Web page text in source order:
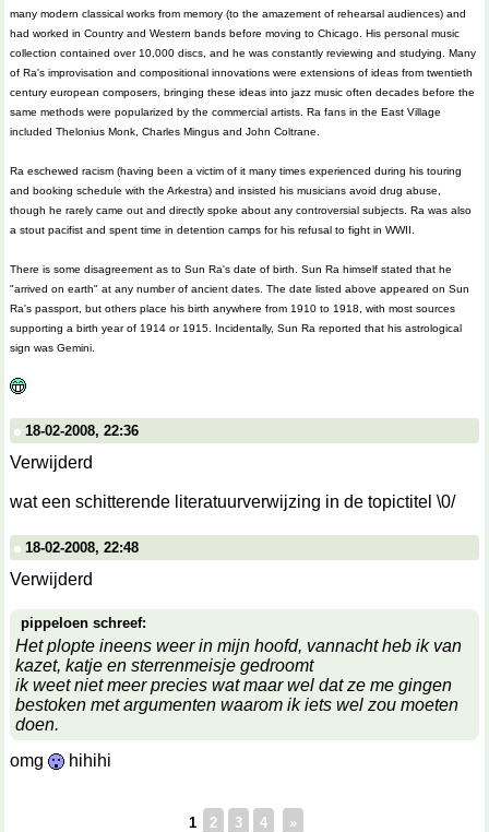
many modern classical works from memory (to the amazement of rehearsal audiences) and
had worked in Country and Western bands before moving to Chicago. His personal music
collection contained over 10,000 discs, and he was constantly reviewing and studying. Many
of Ra's improvisation and compositional innovations were extensions of ideas from twentieth
century european composers, bringing these ideas into jazz music often decades before the
same methods were popularized by the commercial artists. Ra fans in the East Village
included Thelonius Monk, Charles Mingus and John Coltrane.
Ra eschewed racism (having been a victim of it many times experienced during his touring
and booking schedule with the Arkestra) and insisted his musicians avoid drug abuse,
though he rarely came out and directly spoke about any controversial subjects. Ra was also
a stout pacifist and spent time in detention camps for his refusal to fight in WWII.
There is some disagreement as to Sun Ra's date of birth. Sun Ra himself stated that he
"arrived on earth" at any number of ancient dates. The date listed above appeared on Sun
Ra's passport, but others place his birth anywhere from 1910 to 1918, with most sources
supporting a birth year of 1914 or 1915. Incidentally, Sun Ra reported that his astrological
sign was Gemini.
18-02-2008, 22:36
Verwijderd
wat een schitterende literatuurverwijzing in de topictitel \0/
18-02-2008, 22:48
Verwijderd
pippeloen schreef:
Het plopte ineens weer in mijn hoofd, vannacht heb ik van
kazet, katje en sterrenmeisje gedroomt
ik weet niet meer precies wat maar wel dat ze me gingen
bestoken met argumenten waarom ik iets wel zou moeten
doen.
omg
hihihi
1 2 3 4 »